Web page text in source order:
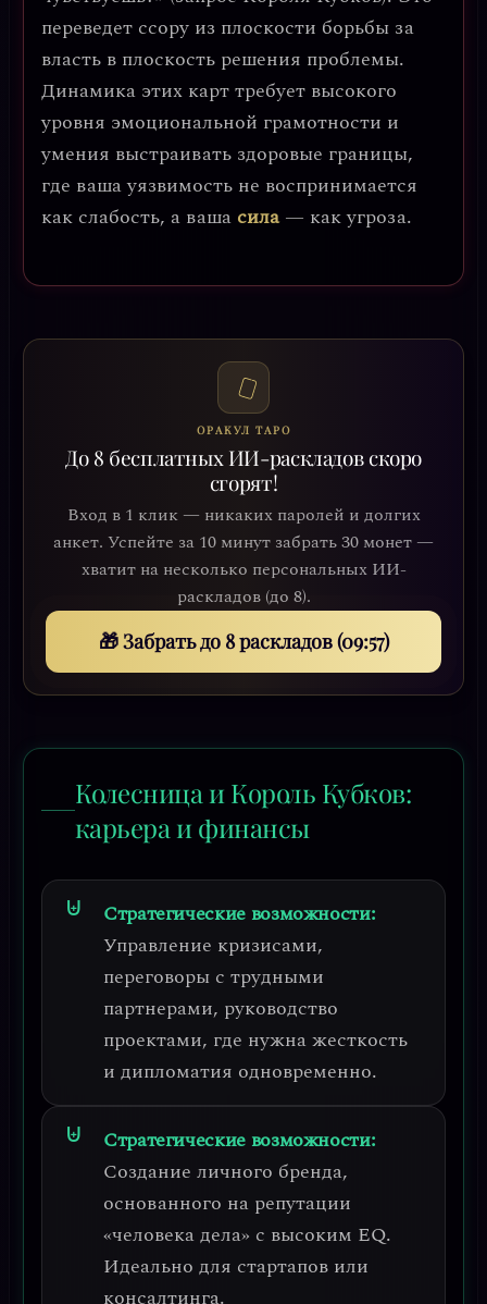
переведет ссору из плоскости борьбы за
власть в плоскость решения проблемы.
Динамика этих карт требует высокого
уровня эмоциональной грамотности и
умения выстраивать здоровые границы,
где ваша уязвимость не воспринимается
как слабость, а ваша сила— как угроза.
ОРАКУЛ ТАРО
До 8 бесплатных ИИ-раскладов скоро
сгорят!
Вход в 1 клик — никаких паролей и долгих
анкет. Успейте за 10 минут забрать 30 монет —
хватит на несколько персональных ИИ-
раскладов (до 8).
🎁 Забрать до 8 раскладов (09:53)
Колесница и Король Кубков:
карьера и финансы
Стратегические возможности:
Управление кризисами,
переговоры с трудными
партнерами, руководство
проектами, где нужна жесткость
и дипломатия одновременно.
Стратегические возможности:
Создание личного бренда,
основанного на репутации
«человека дела» с высоким EQ.
Идеально для стартапов или
консалтинга.